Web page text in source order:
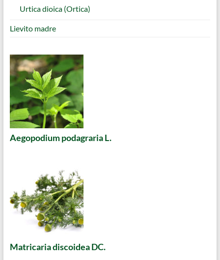
Urtica dioica (Ortica)
Lievito madre
Aegopodium podagraria L.
Matricaria discoidea DC.